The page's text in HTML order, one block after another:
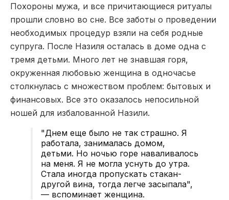
Похороны мужа, и все причитающиеся ритуалы
прошли словно во сне. Все заботы о проведении
необходимых процедур взяли на себя родные
супруга. После Назиля осталась в доме одна с
тремя детьми. Много лет не знавшая горя,
окруженная любовью женщина в одночасье
столкнулась с множеством проблем: бытовых и
финансовых. Все это оказалось непосильной
ношей для избалованной Назили.
"Днем еще было не так страшно. Я
работала, занималась домом,
детьми. Но ночью горе наваливалось
на меня. Я не могла уснуть до утра.
Стала иногда пропускать стакан-
другой вина, тогда легче засыпала",
— вспоминает женщина.